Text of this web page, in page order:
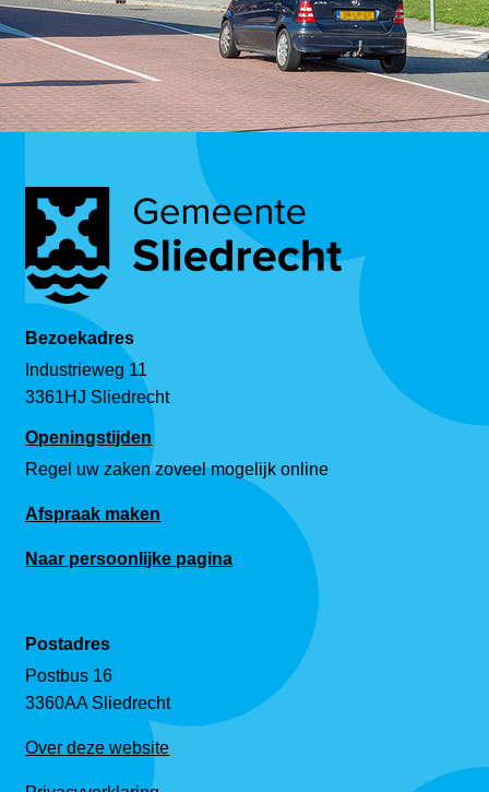
Bezoekadres
Industrieweg 11
3361HJ Sliedrecht
Openingstijden
Regel uw zaken zoveel mogelijk online
Afspraak maken
Naar persoonlijke pagina
Postadres
Postbus 16
3360AA Sliedrecht
Over deze website